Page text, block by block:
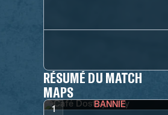
RÉSUMÉ DU MATCH
MAPS
1 BANNIE